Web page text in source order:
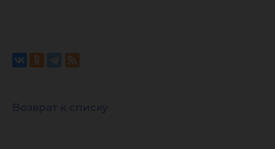
Возврат к списку